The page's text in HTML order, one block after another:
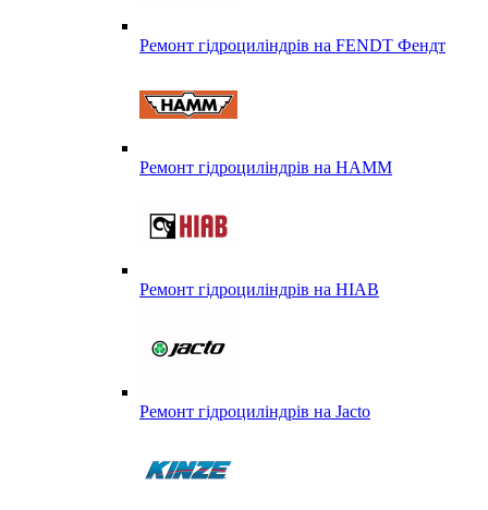
Ремонт гідроциліндрів на FENDT Фендт
Ремонт гідроциліндрів на HAMM
Ремонт гідроциліндрів на HIAB
Ремонт гідроциліндрів на Jacto